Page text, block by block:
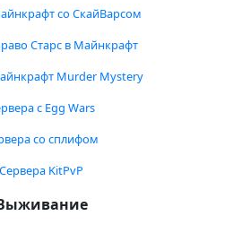
со СкайВарсом
Старс в Майнкрафт
Murder Mystery
с Egg Wars
со сплифом
Сервера KitPvP